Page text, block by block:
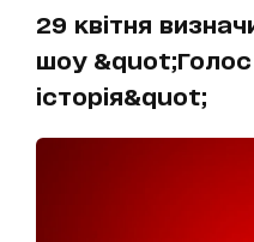
29 квітня
шоу &quot;Голос
історія&quot;